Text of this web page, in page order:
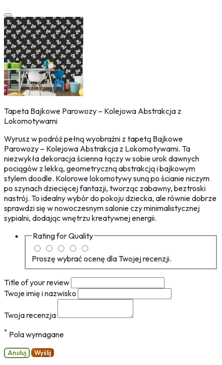
Tapeta Bajkowe Parowozy – Kolejowa Abstrakcja z
Lokomotywami
Wyrusz w podróż pełną wyobraźni z tapetą Bajkowe
Parowozy – Kolejowa Abstrakcja z Lokomotywami. Ta
niezwykła dekoracja ścienna łączy w sobie urok dawnych
pociągów z lekką, geometryczną abstrakcją i bajkowym
stylem doodle. Kolorowe lokomotywy suną po ścianie niczym
po szynach dziecięcej fantazji, tworząc zabawny, beztroski
nastrój. To idealny wybór do pokoju dziecka, ale równie dobrze
sprawdzi się w nowoczesnym salonie czy minimalistycznej
sypialni, dodając wnętrzu kreatywnej energii.
Rating forQuality
Proszę wybrać ocenę dla Twojej recenzji.
Title of your review
Twoje imię i nazwisko
Twoja recenzja
* Pola wymagane
Anuluj Wyślij